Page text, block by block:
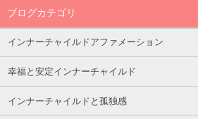
ブログカテゴリ
インナーチャイルドアファメーション
幸福と安定インナーチャイルド
インナーチャイルドと孤独感